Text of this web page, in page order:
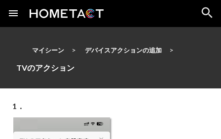
マイシーン デバイスアクションの追加
TVのアクション
1．